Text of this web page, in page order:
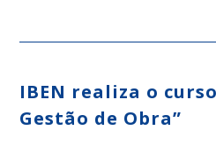
IBEN realiza o
Gestão de Obra”